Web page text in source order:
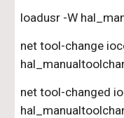
loadusr -W
net tool-change
net tool-changed